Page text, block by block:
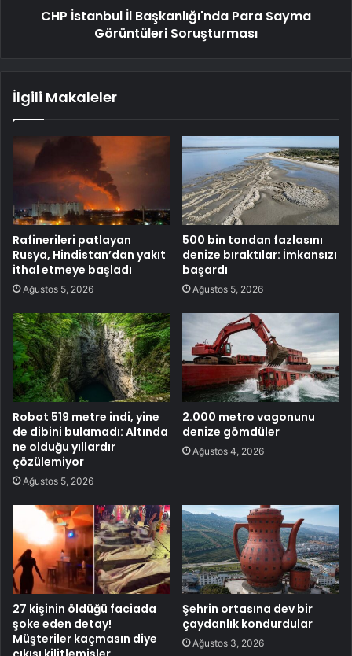
CHP İstanbul İl Başkanlığı'nda Para Sayma
Görüntüleri Soruşturması
İlgili Makaleler
Rafinerileri patlayan
Rusya, Hindistan’dan yakıt
ithal etmeye başladı
Ağustos 5, 2026
500 bin tondan fazlasını
denize bıraktılar: İmkansızı
başardı
Ağustos 5, 2026
Robot 519 metre indi, yine
de dibini bulamadı: Altında
ne olduğu yıllardır
çözülemiyor
Ağustos 5, 2026
2.000 metro vagonunu
denize gömdüler
Ağustos 4, 2026
27 kişinin öldüğü faciada
şoke eden detay!
Müşteriler kaçmasın diye
Şehrin ortasına dev bir
çaydanlık kondurdular
Ağustos 3, 2026